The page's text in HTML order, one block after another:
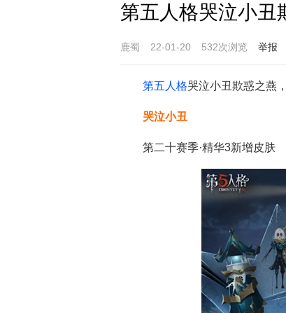
第五人格哭泣小丑
鹿蜀 22-01-20 532次浏览 举报
第五人格哭泣小丑欺惑之燕
哭泣小丑
第二十赛季·精华3新增皮肤